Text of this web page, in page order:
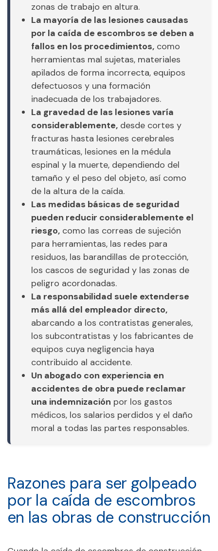
zonas de trabajo en altura.
La mayoría de las lesiones causadas
por la caída de escombros se deben a
fallos en los procedimientos, como
herramientas mal sujetas, materiales
apilados de forma incorrecta, equipos
defectuosos y una formación
inadecuada de los trabajadores.
La gravedad de las lesiones varía
considerablemente, desde cortes y
fracturas hasta lesiones cerebrales
traumáticas, lesiones en la médula
espinal y la muerte, dependiendo del
tamaño y el peso del objeto, así como
de la altura de la caída.
Las medidas básicas de seguridad
pueden reducir considerablemente el
riesgo, como las correas de sujeción
para herramientas, las redes para
residuos, las barandillas de protección,
los cascos de seguridad y las zonas de
peligro acordonadas.
La responsabilidad suele extenderse
más allá del empleador directo,
abarcando a los contratistas generales,
los subcontratistas y los fabricantes de
equipos cuya negligencia haya
contribuido al accidente.
Un abogado con experiencia en
accidentes de obra puede reclamar
una indemnización por los gastos
médicos, los salarios perdidos y el daño
moral a todas las partes responsables.
Razones para ser golpeado
por la caída de escombros
en las obras de construcción